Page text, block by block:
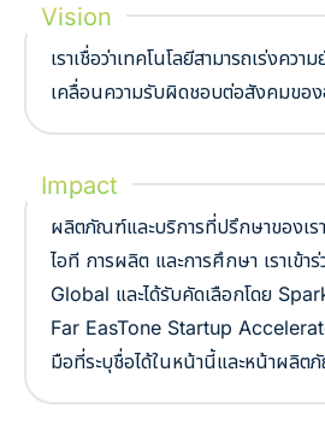
Vision
เราเชื่อว่าเทคโนโลยีสามารถเร่งคว
เคลื่อนความรับผิดชอบต่อสังคมขอ
Impact
ผลิตภัณฑ์และบริการที่ปรึกษาของเร
ไอที การผลิต และการศึกษา เราเข้า
Global และได้รับคัดเลือกโดย
Far EasTone Startup
มือที่ระบุชื่อได้ในหน้านี้และหน้าผลิต